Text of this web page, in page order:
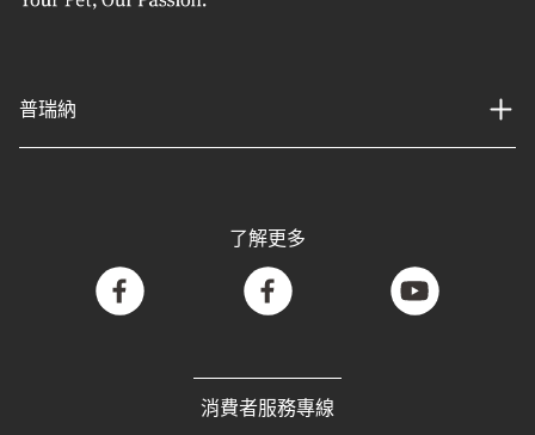
普瑞納
消費者服務專線
了解更多
facebook facebook youtube